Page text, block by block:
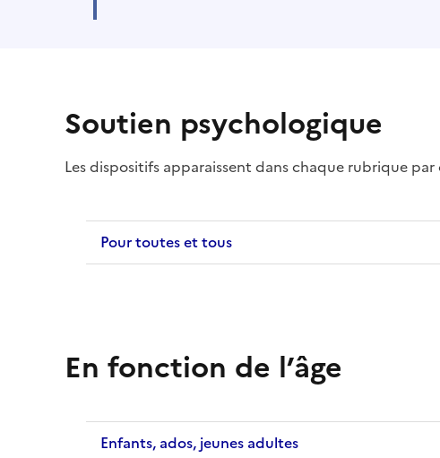
Soutien psychologique
Les dispositifs apparaissent dans chaque rubrique
Pour toutes et tous
En fonction de l’âge
Enfants, ados, jeunes adultes